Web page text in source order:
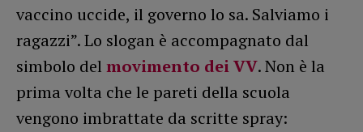
vaccino uccide, il governo lo sa. Salviamo i
ragazzi”. Lo slogan è accompagnato dal
simbolo del movimento dei VV. Non è la
prima volta che le pareti della scuola
vengono imbrattate da scritte spray: